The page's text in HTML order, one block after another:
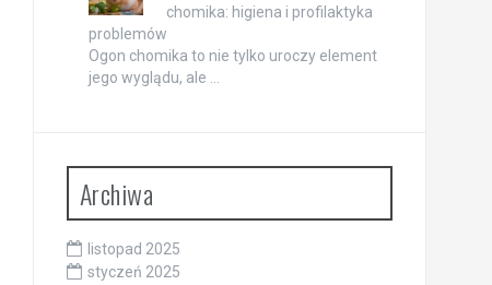
chomika: higiena i profilaktyka
problemów
Ogon chomika to nie tylko uroczy element
jego wyglądu, ale …
Archiwa
listopad 2025
styczeń 2025